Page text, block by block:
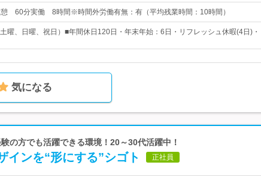
60分実働 8時間※時間外労働有無：有（平均残業時間：10時間）
曜、日曜、祝日）■年間休日120日・年末年始：6日・リフレッシュ休暇(4日)・
気になる
の方でも活躍できる環境！20～30代活躍中！
インを“形にする”シゴト 正社員